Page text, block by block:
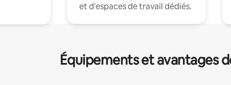
et d'espaces de travail dédiés.
Équipements et avantages